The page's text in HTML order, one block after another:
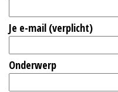
Je e-mail (verplicht)
Onderwerp